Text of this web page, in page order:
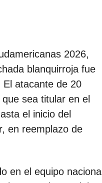
2026,
blanquirroja fue
atacante de 20
sea titular en el
el inicio del
en reemplazo de
en el equipo nacional